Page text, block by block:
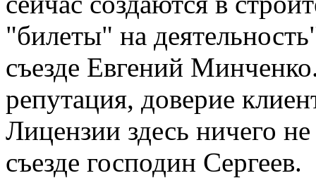
"билеты" на
съезде Евгений
репутация, доверие
Лицензии здесь ничего
съезде господин Сергеев.